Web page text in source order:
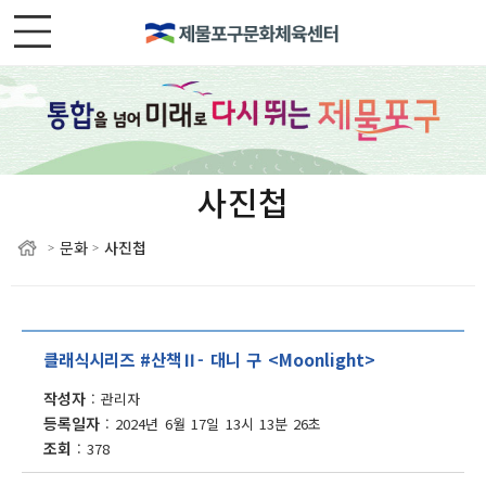
사진첩
> 문화 > 사진첩
클래식시리즈 #산책Ⅱ- 대니 구 <Moonlight>
작성자 관리자
등록일자 2024년 6월 17일 13시 13분 26초
조회 378